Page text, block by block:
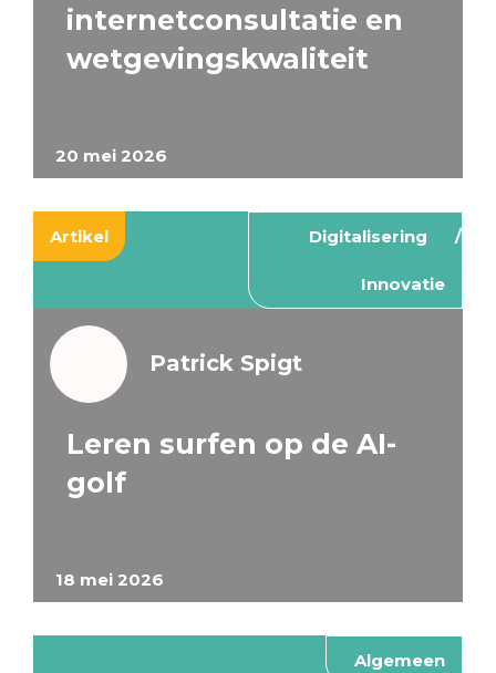
20 mei 2026
internetconsultatie en
wetgevingskwaliteit
Artikel Digitalisering
Innovatie
18 mei 2026
Patrick Spigt
Leren surfen op de AI-
golf
Algemeen